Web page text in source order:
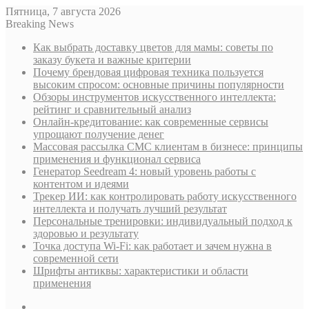
Пятница, 7 августа 2026
Breaking News
Как выбрать доставку цветов для мамы: советы по
заказу букета и важные критерии
Почему брендовая цифровая техника пользуется
высоким спросом: основные причины популярности
Обзоры инструментов искусственного интеллекта:
рейтинг и сравнительный анализ
Онлайн-кредитование: как современные сервисы
упрощают получение денег
Массовая рассылка СМС клиентам в бизнесе: принципы
применения и функционал сервиса
Генератор Seedream 4: новый уровень работы с
контентом и идеями
Трекер ИИ: как контролировать работу искусственного
интеллекта и получать лучший результат
Персональные тренировки: индивидуальный подход к
здоровью и результату
Точка доступа Wi-Fi: как работает и зачем нужна в
современной сети
Шрифты антиквы: характеристики и области
применения